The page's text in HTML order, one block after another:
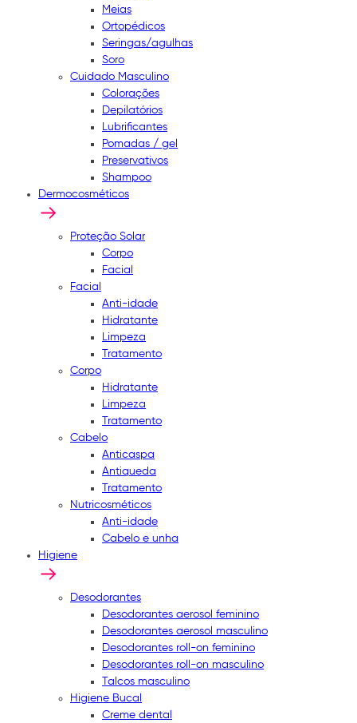
Meias
Ortopédicos
Seringas/agulhas
Soro
Cuidado Masculino
Colorações
Depilatórios
Lubrificantes
Pomadas / gel
Preservativos
Shampoo
Dermocosméticos
Proteção Solar
Corpo
Facial
Facial
Anti-idade
Hidratante
Limpeza
Tratamento
Corpo
Hidratante
Limpeza
Tratamento
Cabelo
Anticaspa
Antiqueda
Tratamento
Nutricosméticos
Anti-idade
Cabelo e unha
Higiene
Desodorantes
Desodorantes aerosol feminino
Desodorantes aerosol masculino
Desodorantes roll-on feminino
Desodorantes roll-on masculino
Talcos masculino
Higiene Bucal
Creme dental